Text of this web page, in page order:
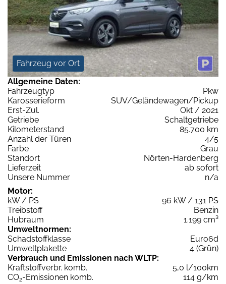
Fahrzeug vor Ort
Allgemeine Daten:
Fahrzeugtyp
Pkw
Karosserieform
SUV/Geländewagen/Pickup
Erst-Zul.
Okt / 2021
Getriebe
Schaltgetriebe
Kilometerstand
85.700 km
Anzahl der Türen
4/5
Farbe
Grau
Standort
Nörten-Hardenberg
Lieferzeit
ab sofort
Unsere Nummer
n/a
Motor:
kW / PS
96 kW / 131 PS
Treibstoff
Benzin
Hubraum
1.199 cm³
Umweltnormen:
Schadstoffklasse
Euro6d
Umweltplakette
4 (Grün)
Verbrauch und Emissionen nach WLTP:
Kraftstoffverbr. komb.
5,0 l/100km
CO2-Emissionen komb.
114 g/km